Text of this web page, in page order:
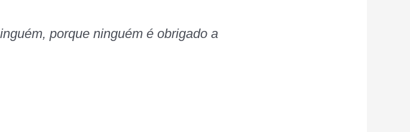
porque ninguém é obrigado a